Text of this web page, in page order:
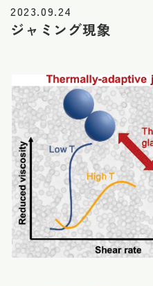
2023.09.24
ジャミング現象